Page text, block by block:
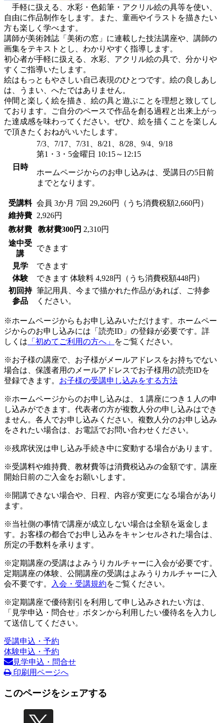
手軽に扱える、水彩・色鉛筆・アクリル絵の具等を使い、
自由に作品制作をします。また、童画やイラストを描きたい
方も楽しく学べます。
講師が美術雑誌「美術の窓」に連載した技法講座や、講師の
画集をテキストとし、わかりやすく指導します。
初心者が手軽に扱える、水彩、アクリル絵の具で、分かりや
すくご指導いたします。
絵はもっともやさしい自己表現のひとつです。絵の良しあし
は、うまい、へたではありません。
仲間と楽しく絵を描き、絵の具と遊ぶことを理想と致してし
ております。ご自分のペースで作品を創る過程と出来上がっ
た達成感を味わってください。ぜひ、絵を描くことを楽しん
で頂きたくおねがいいたします。
日時
7/3、7/17、7/31、8/21、8/28、9/4、9/18
第1・3・5金曜日 10:15～12:15
ホームページからのお申し込みは、受講日の5日前
までとなります。
受講料 会員 3か月 7回 29,260円（うち消費税額2,660円）
維持費
2,926円
教材費
教材費300円 2,310円
途中受
講
できます
見学
できます
体験
できます 体験料 4,928円（うち消費税額448円）
初回持
参品
筆記用具、今まで描かれた作品があれば、ご持参
ください。
※ホームページからもお申し込みいただけます。ホームペー
ジからのお申し込みには「読売ID」の登録が必要です。詳
しくは 「初めてご利用の方へ」 をご覧ください。
※お子様の講座で、お子様がメールアドレスをお持ちでない
場合は、保護者用のメールアドレスでお子様用の読売IDを
登録できます。 お子様の受講申し込みをする方法
※ホームページからのお申し込みは、１講座につき１人の申
し込みができます。代表者の方が複数人分の申し込みはでき
ません。各人でお申し込みください。複数人分のお申し込み
をされたい場合は、お電話でお問い合わせください。
※残席状況は申し込み手続き中に変動する場合があります。
※受講料や維持費、教材費等は消費税込みの金額です。講座
開始日前のご入金をお願いします。
※開講できない場合や、日程、内容が変更になる場合があり
ます。
※当社側の事情で講座が成立しない場合は全額を返金しま
す。お客様の都合でお申し込みをキャンセルされた場合は、
所定の手数料を承ります。
※定期講座の受講はよみうりカルチャーに入会が必要です。
定期講座の体験、公開講座の受講はよみうりカルチャーに入
会不要です。
入会・受講規約をご覧ください。
※定期講座で優待割引を利用して申し込みされたい方は、
「見学申込・問合せ」ボタンから利用したい優待名を入力し
て送信してください。
受講申込・予約
体験申込・予約
見学申込・問合せ
印刷用ページへ
このページをシェアする